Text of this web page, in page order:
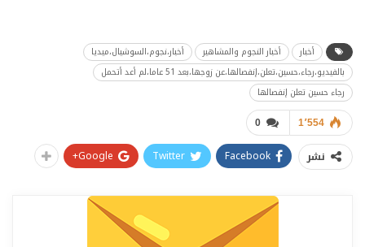
أخبار أخبار النجوم والمشاهير
أخبار،نجوم،السوشيال،ميديا
بالفيديو،رجاء،حسين،تعلن،إنفصالها،عن زوجها،بعد 51 عاما،لم أعد أتحمل
رجاء حسين تعلن إنفصالها
0 1٬554
نشر Facebook
Twitter
Google+